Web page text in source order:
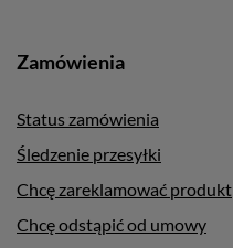
Zamówienia
Status zamówienia
Śledzenie przesyłki
Chcę zareklamować produkt
Chcę odstąpić od umowy